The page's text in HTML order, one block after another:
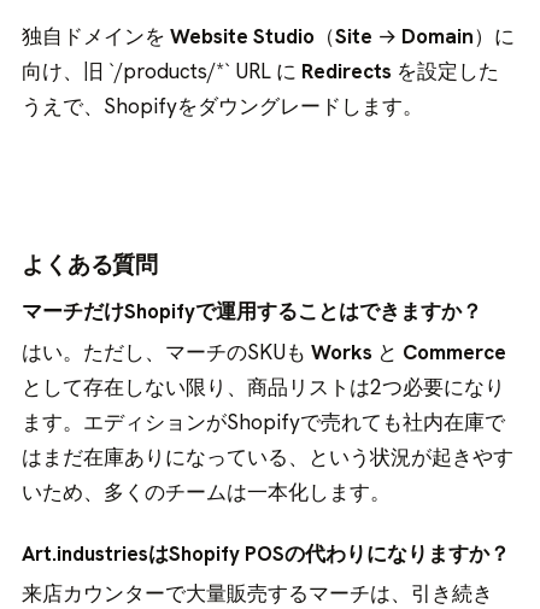
独自ドメインをWebsite Studio （Site → Domain）に
向け、旧 `/products/*` URL に Redirects を設定した
うえで、Shopifyをダウングレードします。
よくある質問
マーチだけShopifyで運用することはできますか？
はい。ただし、マーチのSKUもWorks と Commerce
として存在しない限り、商品リストは2つ必要になり
ます。エディションがShopifyで売れても社内在庫で
はまだ在庫ありになっている、という状況が起きやす
いため、多くのチームは一本化します。
Art.industriesはShopify POSの代わりになりますか？
来店カウンターで大量販売するマーチは、引き続き